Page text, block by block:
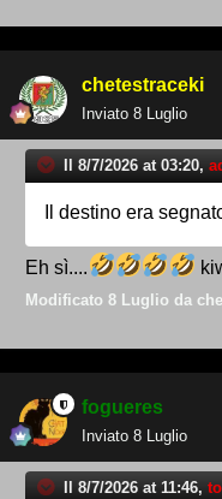
chetestraceki
Inviato 8 Luglio
Il 8/7/2026 at 03:20,
Il destino era
Eh sì....
Modificato 8 Luglio da
fogueres
Inviato 8 Luglio
Il 8/7/2026 at 11:46,